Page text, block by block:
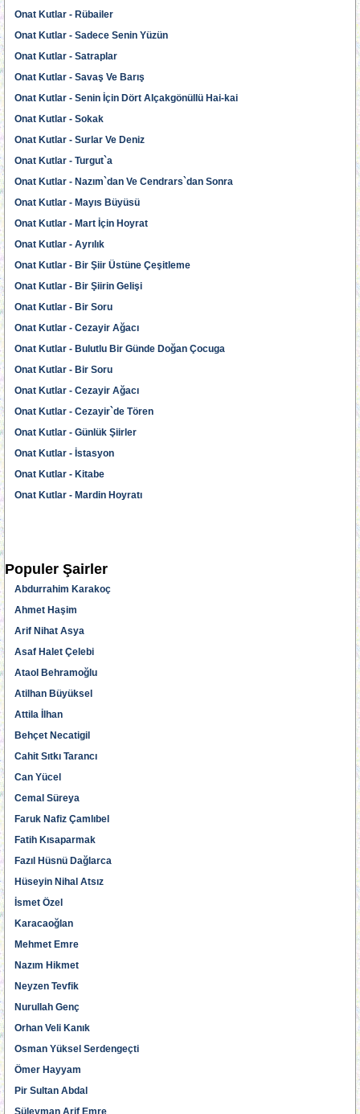
Onat Kutlar - Rübailer
Onat Kutlar - Sadece Senin Yüzün
Onat Kutlar - Satraplar
Onat Kutlar - Savaş Ve Barış
Onat Kutlar - Senin İçin Dört Alçakgönüllü Hai-kai
Onat Kutlar - Sokak
Onat Kutlar - Surlar Ve Deniz
Onat Kutlar - Turgut`a
Onat Kutlar - Nazım`dan Ve Cendrars`dan Sonra
Onat Kutlar - Mayıs Büyüsü
Onat Kutlar - Mart İçin Hoyrat
Onat Kutlar - Ayrılık
Onat Kutlar - Bir Şiir Üstüne Çeşitleme
Onat Kutlar - Bir Şiirin Gelişi
Onat Kutlar - Bir Soru
Onat Kutlar - Cezayir Ağacı
Onat Kutlar - Bulutlu Bir Günde Doğan Çocuga
Onat Kutlar - Bir Soru
Onat Kutlar - Cezayir Ağacı
Onat Kutlar - Cezayir`de Tören
Onat Kutlar - Günlük Şiirler
Onat Kutlar - İstasyon
Onat Kutlar - Kitabe
Onat Kutlar - Mardin Hoyratı
Populer Şairler
Abdurrahim Karakoç
Ahmet Haşim
Arif Nihat Asya
Asaf Halet Çelebi
Ataol Behramoğlu
Atilhan Büyüksel
Attila İlhan
Behçet Necatigil
Cahit Sıtkı Tarancı
Can Yücel
Cemal Süreya
Faruk Nafiz Çamlıbel
Fatih Kısaparmak
Fazıl Hüsnü Dağlarca
Hüseyin Nihal Atsız
İsmet Özel
Karacaoğlan
Mehmet Emre
Nazım Hikmet
Neyzen Tevfik
Nurullah Genç
Orhan Veli Kanık
Osman Yüksel Serdengeçti
Ömer Hayyam
Pir Sultan Abdal
Süleyman Arif Emre